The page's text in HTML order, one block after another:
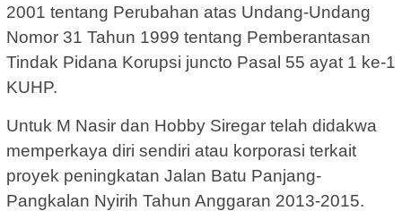
2001 tentang Perubahan atas Undang-Undang
Nomor 31 Tahun 1999 tentang Pemberantasan
Tindak Pidana Korupsi juncto Pasal 55 ayat 1 ke-1
KUHP.
Untuk M Nasir dan Hobby Siregar telah didakwa
memperkaya diri sendiri atau korporasi terkait
proyek peningkatan Jalan Batu Panjang-
Pangkalan Nyirih Tahun Anggaran 2013-2015.